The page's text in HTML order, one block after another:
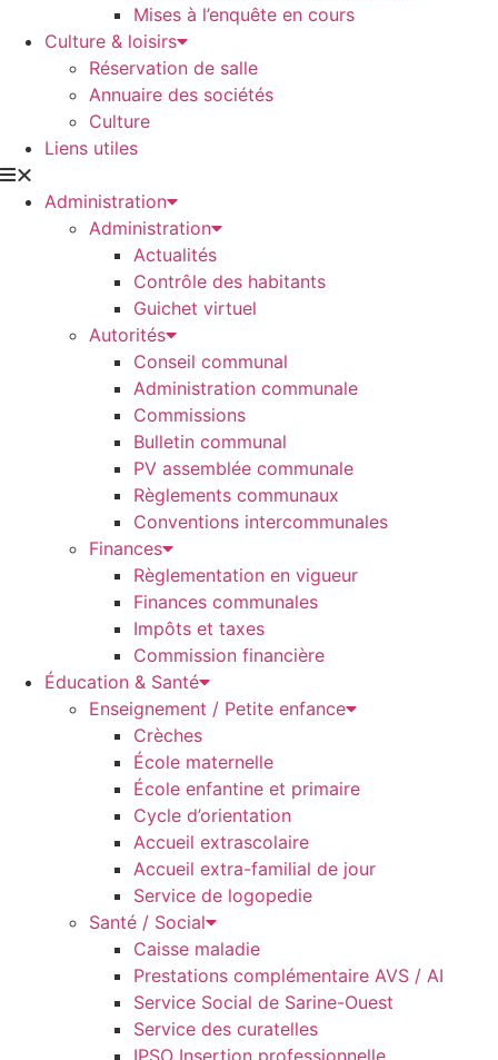
Mises à l’enquête en cours
Culture & loisirs
Réservation de salle
Annuaire des sociétés
Culture
Liens utiles
Administration
Administration
Actualités
Contrôle des habitants
Guichet virtuel
Autorités
Conseil communal
Administration communale
Commissions
Bulletin communal
PV assemblée communale
Règlements communaux
Conventions intercommunales
Finances
Règlementation en vigueur
Finances communales
Impôts et taxes
Commission financière
Éducation & Santé
Enseignement / Petite enfance
Crèches
École maternelle
École enfantine et primaire
Cycle d’orientation
Accueil extrascolaire
Accueil extra-familial de jour
Service de logopedie
Santé / Social
Caisse maladie
Prestations complémentaire AVS / AI
Service Social de Sarine-Ouest
Service des curatelles
IPSO Insertion professionnelle